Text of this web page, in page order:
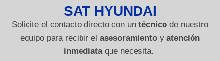
SAT HYUNDAI
Solicite el contacto directo con un técnico de nuestro
equipo para recibir el asesoramiento y atención
inmediataque necesita.